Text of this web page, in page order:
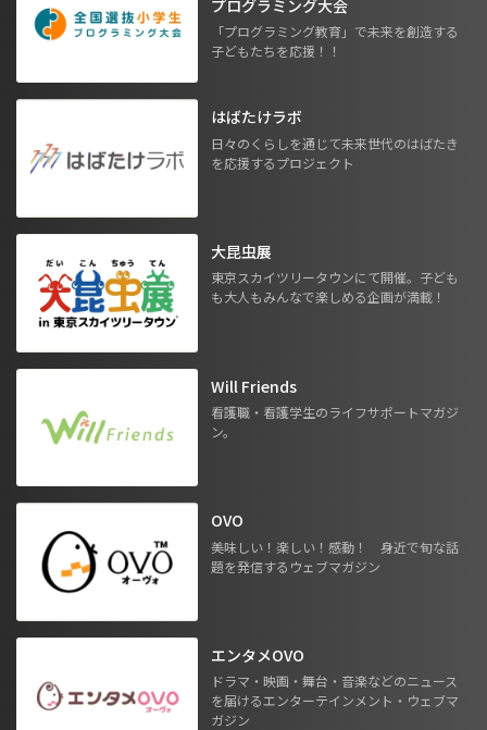
プログラミング大会
「プログラミング教育」で未来を創造する
子どもたちを応援！！
はばたけラボ
日々のくらしを通じて未来世代のはばたき
を応援するプロジェクト
大昆虫展
東京スカイツリータウンにて開催。子ども
も大人もみんなで楽しめる企画が満載！
Will Friends
看護職・看護学生のライフサポートマガジ
ン。
OVO
美味しい！楽しい！感動！ 身近で旬な話
題を発信するウェブマガジン
エンタメOVO
ドラマ・映画・舞台・音楽などのニュース
を届けるエンターテインメント・ウェブマ
ガジン